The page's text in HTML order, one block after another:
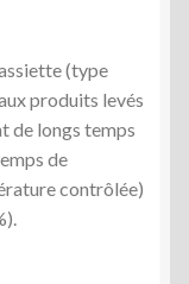
(type
produits levés
de longs temps
de
contrôlée)